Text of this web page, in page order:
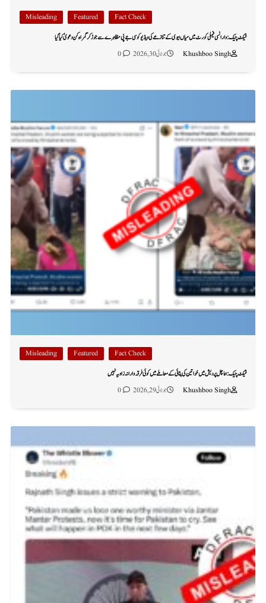
Fact Check
Featured
Misleading
فیکٹ چیک: وارانسی فیملی کورٹ میں میاں بیوی کے تنازعے کی ویڈیو کو سی جے پی مظاہرے سے جوڑ کر گمراہ کن دعویٰ کیا گیا
Khushboo Singh
جولائی 30, 2026 0
Fact Check
Featured
Misleading
فیکٹ چیک: ہماچل پردیش میں خواتین کی پٹائی کے معاملے میں کوئی فرقہ وارانہ زاویہ نہیں
Khushboo Singh
جولائی 29, 2026 0